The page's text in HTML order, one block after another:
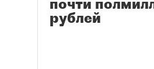
почти
рублей